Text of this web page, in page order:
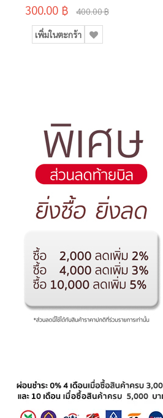
300.00 ฿ 400.00 ฿
เพิ่มในตะกร้า